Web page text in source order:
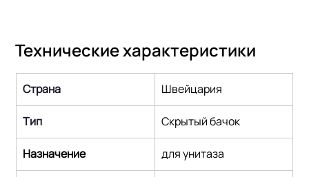
Технические характеристики
Страна Швейцария
Тип Скрытый бачок
Назначение для унитаза